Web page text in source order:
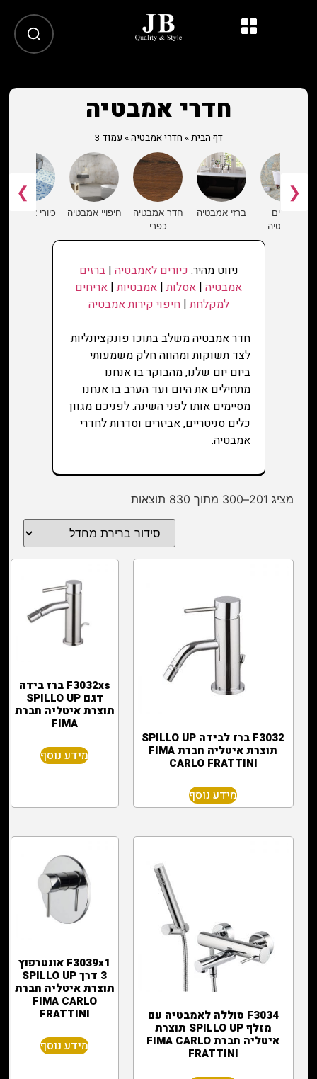
חדרי אמבטיה
דף הבית» חדרי אמבטיה» עמוד 3
❮
אריחים
לאמבטיה
ברזי אמבטיה
חדר אמבטיה
כפרי
חיפויי אמבטיה כיורי אמבטיה
❯
ניווט מהיר: כיורים לאמבטיה |ברזים
אמבטיה | אסלות| אמבטיות| אריחים
למקלחת|חיפוי קירות אמבטיה
חדר אמבטיה משלב בתוכו פונקציונליות
לצד תשוקות ומהווה חלק משמעותי
ביום יום שלנו, מהבוקר בו אנחנו
מתחילים את היום ועד הערב בו אנחנו
מסיימים אותו לפני השינה. לפניכם מגוון
כלים סניטריים, אביזרים וסדרות לחדרי
אמבטיה.
מציג 201–300 מתוך 830 תוצאות
F3032 ברז לבידה SPILLO UP
תוצרת איטליה חברת FIMA
CARLO FRATTINI
מידע נוסף
F3032xs ברז בידה
דגם SPILLO UP
תוצרת איטליה חברת
FIMA
מידע נוסף
F3034 סוללה לאמבטיה עם
מזלף SPILLO UP תוצרת
איטליה חברת FIMA CARLO
FRATTINI
F3039x1 אונטרפוץ
3 דרך SPILLO UP
תוצרת איטליה חברת
FIMA CARLO
FRATTINI
מידע נוסף